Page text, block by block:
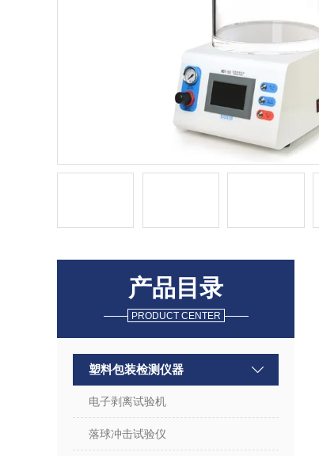
产品目录
PRODUCT CENTER
塑料包装检测仪器
电子剥离试验机
落球冲击试验仪